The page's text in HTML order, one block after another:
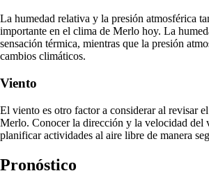
La humedad relativa y la presión atmosférica
importante en el clima de Merlo hoy. La
sensación térmica, mientras que la presión
cambios climáticos.
Viento
El viento es otro factor a considerar al revisar
Merlo. Conocer la dirección y la velocidad del
planificar actividades al aire libre de manera
Pronóstico